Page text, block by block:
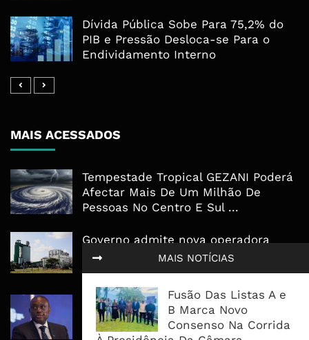
MAIS NOTÍCIAS
Fusão Das Listas A e
B Marca Novo
Consenso Na Corrida
Dívida Pública Sobe Para 75,2% do
PIB e Pressão Desloca-se Para o
Endividamento Interno
MAIS ACESSADOS
Tempestade Tropical GEZANI Poderá
Afectar Mais De Um Milhão De
Pessoas No Centro E Sul ...
Governo admite nova operadora
para a Mozal após suspensão das
operações
CEO do Standard Bank pede ao
Governo que “saia do caminho” e
facilite os negócios